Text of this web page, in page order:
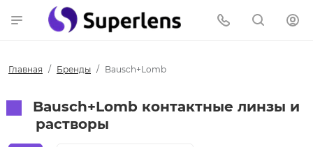
Главная Бренды Bausch+Lomb
Bausch+Lomb контактные линзы и
растворы